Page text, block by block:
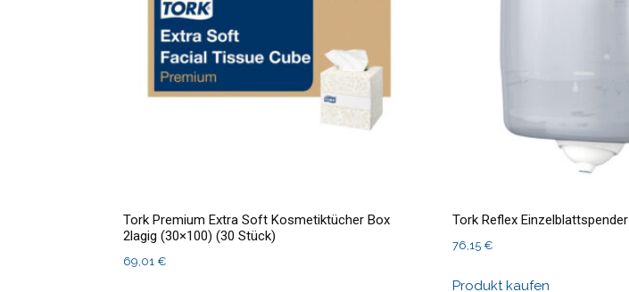
Tork Premium Extra Soft Kosmetiktücher Box
2lagig (30×100) (30 Stück)
69,01 €
Tork Reflex Einzelblattspender
76,15 €
Produkt kaufen